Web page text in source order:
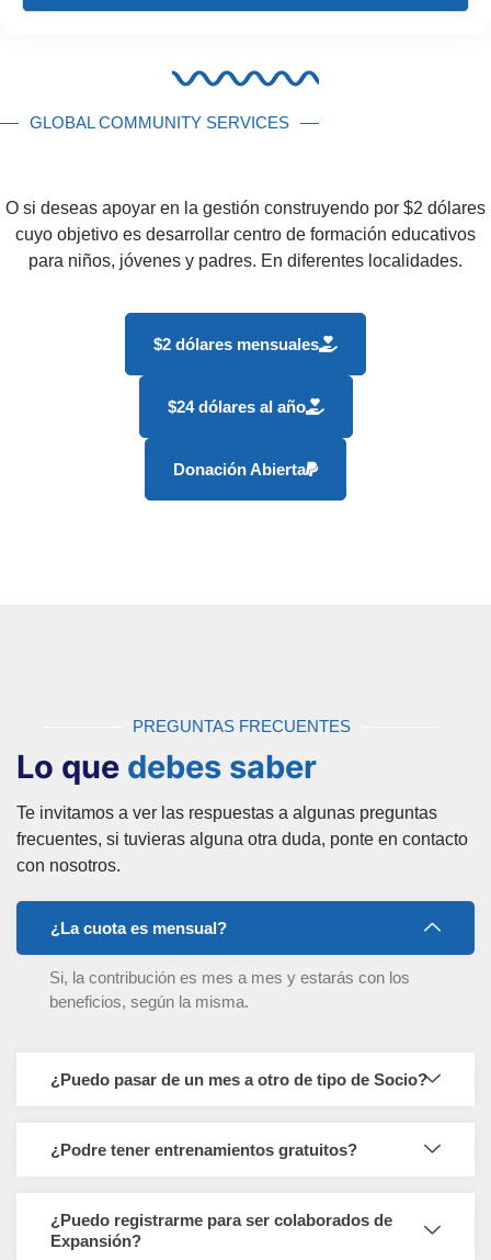
GLOBAL COMMUNITY SERVICES
O si deseas apoyar en la gestión construyendo por $2 dólares
cuyo objetivo es desarrollar centro de formación educativos
para niños, jóvenes y padres. En diferentes localidades.
$2 dólares mensuales
$24 dólares al año
Donación Abierta
PREGUNTAS FRECUENTES
Lo que debes saber
Te invitamos a ver las respuestas a algunas preguntas
frecuentes, si tuvieras alguna otra duda, ponte en contacto
con nosotros.
¿La cuota es mensual?
Si, la contribución es mes a mes y estarás con los
beneficios, según la misma.
¿Puedo pasar de un mes a otro de tipo de Socio?
¿Podre tener entrenamientos gratuitos?
¿Puedo registrarme para ser colaborados de
Expansión?